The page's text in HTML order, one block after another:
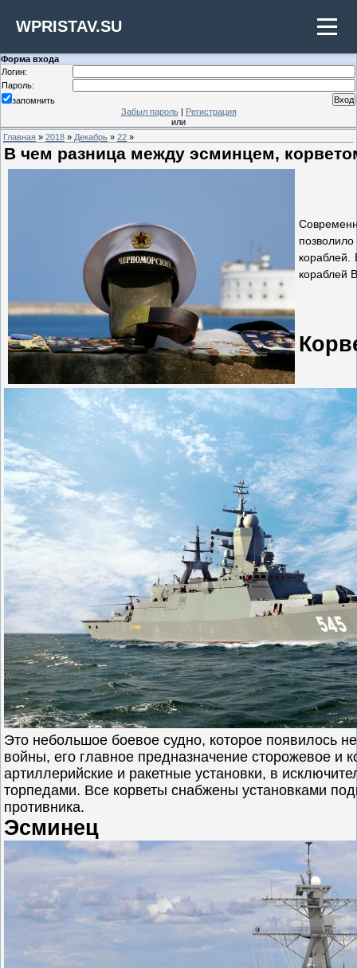
WPRISTAV.SU
Форма входа
Логин:
Пароль:
запомнить
Забыл пароль| Регистрация
или
Главная » 2018 » Декабрь » 22 »
В чем разница между эсминцем,
кораблей.
кораблей
Это небольшое боевое судно, которое появилось
войны, его главное предназначение сторожевое и
артиллерийские и ракетные установки, в
торпедами. Все корветы снабжены установками
противника.
Эсминец